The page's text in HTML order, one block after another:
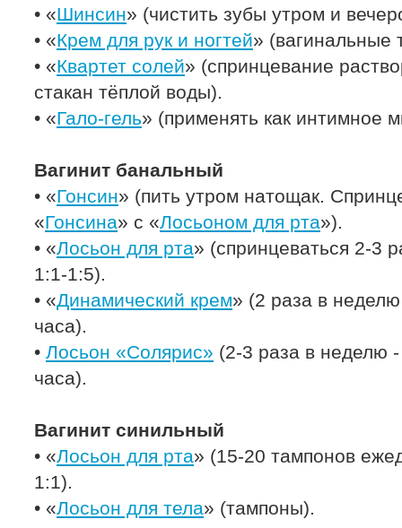
• «Шинсин» (чистить зубы утром и
• «Крем для рук и ногтей» (вагинальные
• «Квартет солей» (спринцевание
стакан тёплой воды).
• «Гало-гель» (применять как интимное
Вагинит банальный
• «Гонсин» (пить утром натощак.
«Гонсина» с «Лосьоном для рта»).
• «Лосьон для рта» (спринцеваться 2-3
1:1-1:5).
• «Динамический крем» (2 раза в
часа).
• Лосьон «Солярис» (2-3 раза в неделю
часа).
Вагинит синильный
• «Лосьон для рта» (15-20 тампонов
1:1).
• «Лосьон для тела» (тампоны).